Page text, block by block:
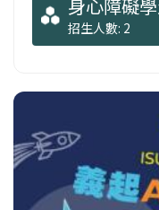
身心障礙
招生人數: 2